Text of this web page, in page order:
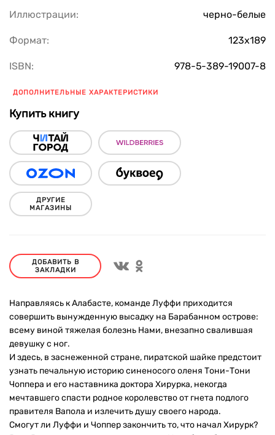
Иллюстрации: черно-белые
Формат: 123х189
ISBN: 978-5-389-19007-8
ДОПОЛНИТЕЛЬНЫЕ ХАРАКТЕРИСТИКИ
Купить книгу
ДРУГИЕ
МАГАЗИНЫ
ДОБАВИТЬ В
ЗАКЛАДКИ
Направляясь к Алабасте, команде Луффи приходится
совершить вынужденную высадку на Барабанном острове:
всему виной тяжелая болезнь Нами, внезапно свалившая
девушку с ног.
И здесь, в заснеженной стране, пиратской шайке предстоит
узнать печальную историю синеносого оленя Тони-Тони
Чоппера и его наставника доктора Хирурка, некогда
мечтавшего спасти родное королевство от гнета подлого
правителя Вапола и излечить душу своего народа.
Смогут ли Луффи и Чоппер закончить то, что начал Хирурк?